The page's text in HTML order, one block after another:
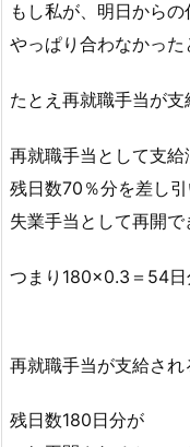
もし私が、明日からの
やっぱり合わなかった
たとえ再就職手当が
再就職手当として支給
残日数70％分を差し
失業手当として再開で
つまり180×0.3＝54日
再就職手当が支給さ
残日数180日分が